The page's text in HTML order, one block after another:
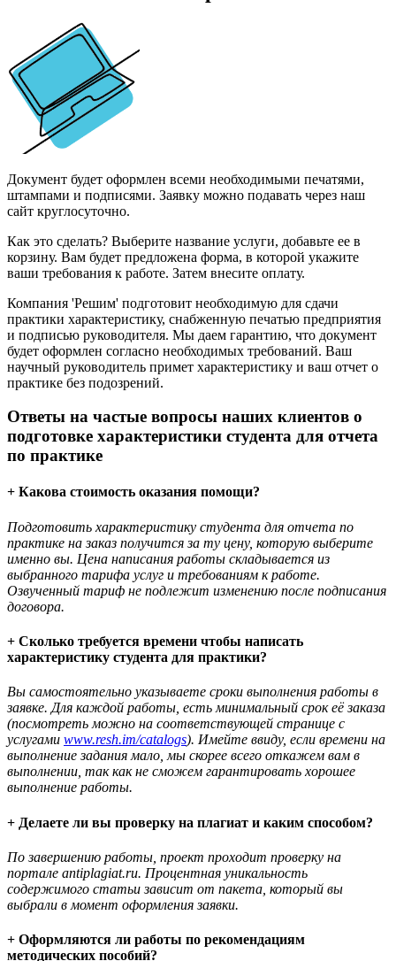
Документ будет оформлен всеми необходимыми печатями,
штампами и подписями. Заявку можно подавать через наш
сайт круглосуточно.
Как это сделать? Выберите название услуги, добавьте ее в
корзину. Вам будет предложена форма, в которой укажите
ваши требования к работе. Затем внесите оплату.
Компания 'Решим' подготовит необходимую для сдачи
практики характеристику, снабженную печатью предприятия
и подписью руководителя. Мы даем гарантию, что документ
будет оформлен согласно необходимых требований. Ваш
научный руководитель примет характеристику и ваш отчет о
практике без подозрений.
Ответы на частые вопросы наших клиентов о
подготовке характеристики студента для отчета
по практике
+ Какова стоимость оказания помощи?
Подготовить характеристику студента для отчета по
практике на заказ получится за ту цену, которую выберите
именно вы. Цена написания работы складывается из
выбранного тарифа услуг и требованиям к работе.
Озвученный тариф не подлежит изменению после подписания
договора.
+ Сколько требуется времени чтобы написать
характеристику студента для практики?
Вы самостоятельно указываете сроки выполнения работы в
заявке. Для каждой работы, есть минимальный срок её заказа
(посмотреть можно на соответствующей странице с
услугами www.resh.im/catalogs). Имейте ввиду, если времени на
выполнение задания мало, мы скорее всего откажем вам в
выполнении, так как не сможем гарантировать хорошее
выполнение работы.
+ Делаете ли вы проверку на плагиат и каким способом?
По завершению работы, проект проходит проверку на
портале antiplagiat.ru. Процентная уникальность
содержимого статьи зависит от пакета, который вы
выбрали в момент оформления заявки.
+ Оформляются ли работы по рекомендациям
методических пособий?